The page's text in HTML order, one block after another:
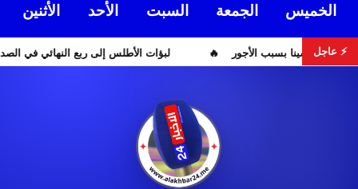
الخميس الجمعة السبت الأحد الأثنين
⚡ عاجل احتقان بمستشفى ابن سينا بسبب الأجور لبؤات الأطلس